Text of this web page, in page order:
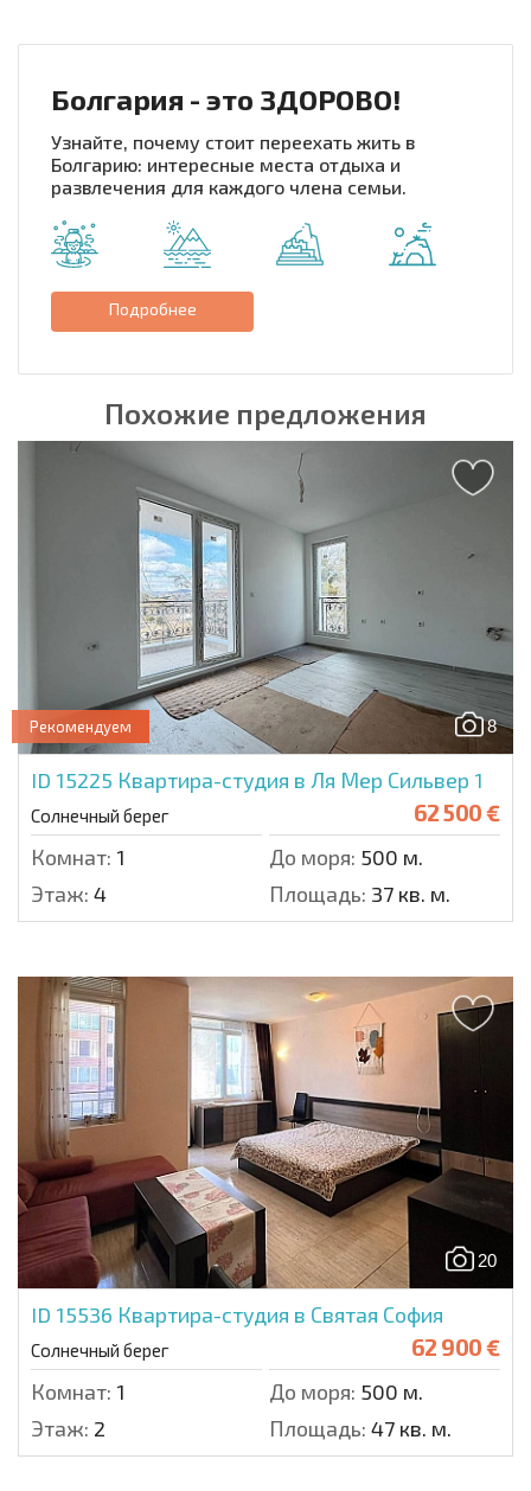
Болгария - это ЗДОРОВО!
Узнайте, почему стоит переехать жить в
Болгарию: интересные места отдыха и
развлечения для каждого члена семьи.
Подробнее
Похожие предложения
8
Рекомендуем
ID 15225 Квартира-студия в Ля Мер Сильвер 1
Солнечный берег 62 500 €
Комнат: 1 До моря: 500 м.
Этаж: 4 Площадь: 37 кв. м.
20
ID 15536 Квартира-студия в Святая София
Солнечный берег 62 900 €
Комнат: 1 До моря: 500 м.
Этаж: 2 Площадь: 47 кв. м.